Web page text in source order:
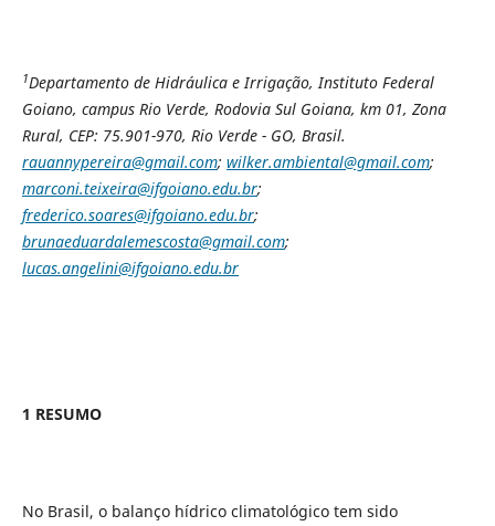
1Departamento de Hidráulica e Irrigação, Instituto Federal
Goiano, campus Rio Verde, Rodovia Sul Goiana, km 01, Zona
Rural, CEP: 75.901-970, Rio Verde - GO, Brasil.
rauannypereira@gmail.com; wilker.ambiental@gmail.com;
marconi.teixeira@ifgoiano.edu.br;
frederico.soares@ifgoiano.edu.br;
brunaeduardalemescosta@gmail.com;
lucas.angelini@ifgoiano.edu.br
1 RESUMO
No Brasil, o balanço hídrico climatológico tem sido